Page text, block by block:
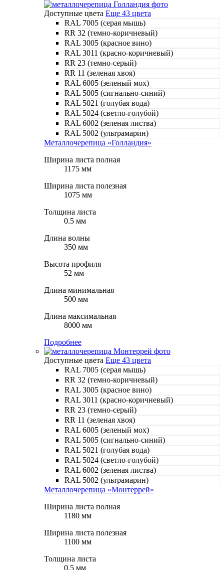
Доступные цвета Еще 43 цвета
RAL 7005 (серая мышь)
RR 32 (темно-коричневый)
RAL 3005 (красное вино)
RAL 3011 (красно-коричневый)
RR 23 (темно-серый)
RR 11 (зеленая хвоя)
RAL 6005 (зеленый мох)
RAL 5005 (сигнально-синий)
RAL 5021 (голубая вода)
RAL 5024 (светло-голубой)
RAL 6002 (зеленая листва)
RAL 5002 (ультрамарин)
Металлочерепица «Голландия»
Ширина листа полная
1175 мм
Ширина листа полезная
1075 мм
Толщина листа
0.5 мм
Длина волны
350 мм
Высота профиля
52 мм
Длина минимальная
500 мм
Длина максимальная
8000 мм
Подробнее
Доступные цвета Еще 43 цвета
RAL 7005 (серая мышь)
RR 32 (темно-коричневый)
RAL 3005 (красное вино)
RAL 3011 (красно-коричневый)
RR 23 (темно-серый)
RR 11 (зеленая хвоя)
RAL 6005 (зеленый мох)
RAL 5005 (сигнально-синий)
RAL 5021 (голубая вода)
RAL 5024 (светло-голубой)
RAL 6002 (зеленая листва)
RAL 5002 (ультрамарин)
Металлочерепица «Монтеррей»
Ширина листа полная
1180 мм
Ширина листа полезная
1100 мм
Толщина листа
0.5 мм